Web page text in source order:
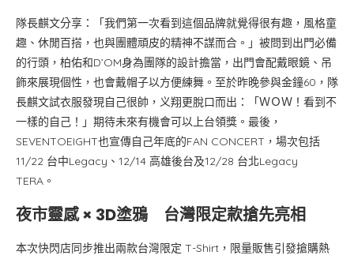
隊長麒文分享：「我們第一次看到這個品牌就覺得很有趣，風格童
趣、休閒百搭，也與團體頑皮的精神不謀而合。」被問到出門必備
的行頭，柏佑和D’OM身為團隊的設計擔當，出門會配戴眼鏡、吊
飾來展現個性，也會戴帽子以方便練舞。至於昨晚參與金鐘60，隊
長麒文試衣服發現自己很帥，义翔更脫口而出：「ＷＯＷ！看到不
一樣的自己！」期待未來有機會可以上台領獎。最後，
SEVENTOEIGHT也宣傳自己年底的FAN CONCERT，場次包括
11/22 台中Legacy、12/14 高雄後台及12/28 台北Legacy
TERA。
夜市靈感 × 3D塗鴉 台灣限定款搶先亮相
本次快閃店同步推出兩款台灣限定 T-Shirt，限量販售引發搶購熱